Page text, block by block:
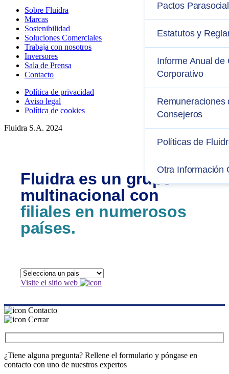
Sobre Fluidra
Marcas
Sostenibilidad
Soluciones Comerciales
Trabaja con nosotros
Inversores
Sala de Prensa
Contacto
Política de privacidad
Aviso legal
Política de cookies
Fluidra S.A. 2024
Fluidra es un grupo
multinacional con
filiales en numerosos
países.
Visite el sitio web
Contacto
Cerrar
¿Tiene alguna pregunta? Rellene el formulario y póngase en
contacto con uno de nuestros expertos
Pactos
Estatutos y
Informe Anual de
Corporativo
Remuneraciones
Consejeros
Políticas de
Otra Información